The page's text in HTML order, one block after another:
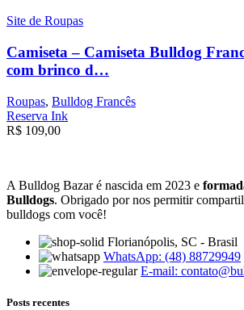
Site de Roupas
Camiseta – Camiseta Bulldog
com brinco d…
Roupas, Bulldog Francês
Reserva Ink
R$ 109,00
A Bulldog Bazar é nascida em 2023 e
Bulldogs. Obrigado por nos permitir
bulldogs com você!
Florianópolis, SC - Brasil
WhatsApp: (48) 88729949
E-mail:
Posts recentes